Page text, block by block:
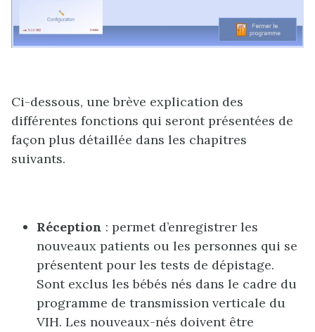
Ci-dessous, une brève explication des
différentes fonctions qui seront présentées de
façon plus détaillée dans les chapitres
suivants.
Réception : permet d’enregistrer les
nouveaux patients ou les personnes qui se
présentent pour les tests de dépistage.
Sont exclus les bébés nés dans le cadre du
programme de transmission verticale du
VIH. Les nouveaux-nés doivent être